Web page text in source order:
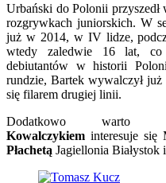
Urbański do Polonii
rozgrywkach juniorskich. W
już w 2014, w IV lidze,
wtedy zaledwie 16 lat,
debiutantów w historii
rundzie, Bartek wywalczył już
się filarem drugiej linii.
Dodatkowo
Kowalczykiem interesuje
Płachetą Jagiellonia Białystok